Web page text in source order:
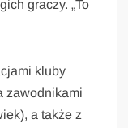
graczy. „To
kluby
zawodnikami
a także z